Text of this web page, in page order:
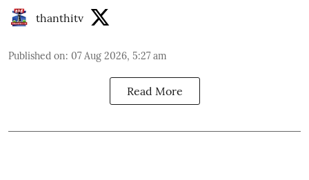
thanthitv
Published on: 07 Aug 2026, 5:27 am
Read More